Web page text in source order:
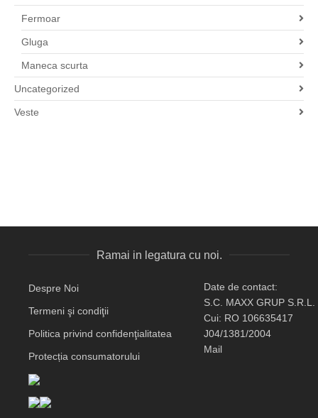
Fermoar
Gluga
Maneca scurta
Uncategorized
Veste
Ramai in legatura cu noi.
Despre Noi
Termeni şi condiţii
Politica privind confidenţialitatea
Protecția consumatorului
Date de contact:
S.C. MAXX GRUP S.R.L.
Cui: RO 106635417
J04/1381/2004
Mail